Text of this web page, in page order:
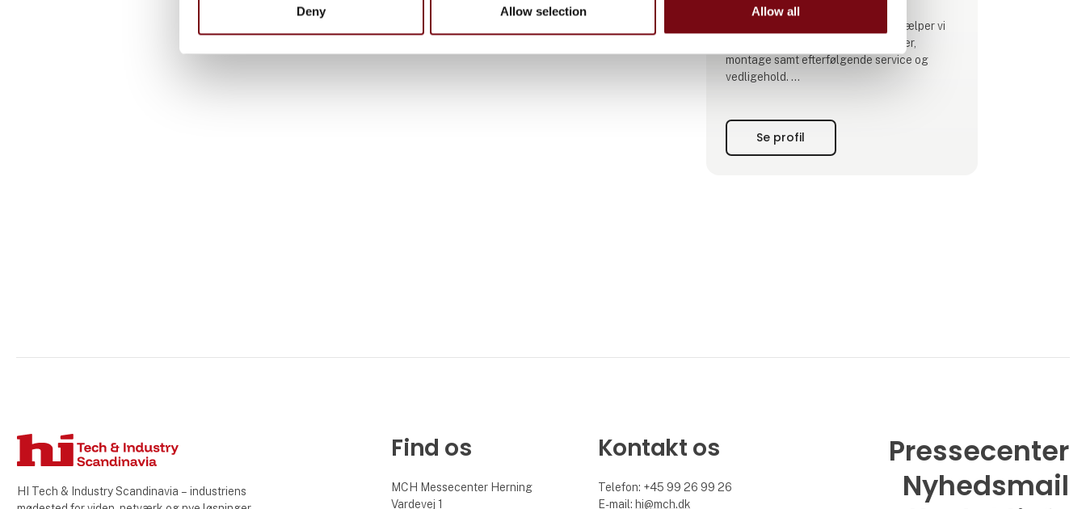
Deny Allow selection Allow all
Med fuld support fra start til slut, hjælper vi
med projektering, energiberegninger,
montage samt efterfølgende service og
vedligehold.
slutbrugeren. Service, leveringsdygtighed og
teknisk vejledning, garantere du som kunde
Se profil
HI Tech & Industry Scandinavia – industriens
Find os
MCH Messecenter Herning
Vardevej 1
Kontakt os
Telefon: +45 99 26 99 26
E-mail: hi@mch.dk
Pressecenter
Nyhedsmail